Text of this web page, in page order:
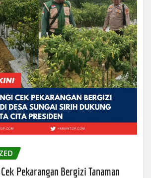
Pekarangan Bergizi Tanaman